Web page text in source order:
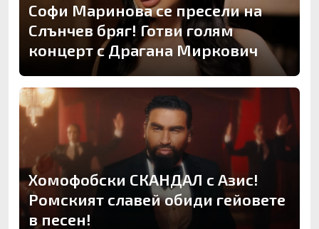
Софи Маринова се пресели на
Слънчев бряг! Готви голям
концерт с Драгана Миркович
Хомофобски СКАНДАЛ с Азис!
Ромският славей обиди гейовете
в песен!